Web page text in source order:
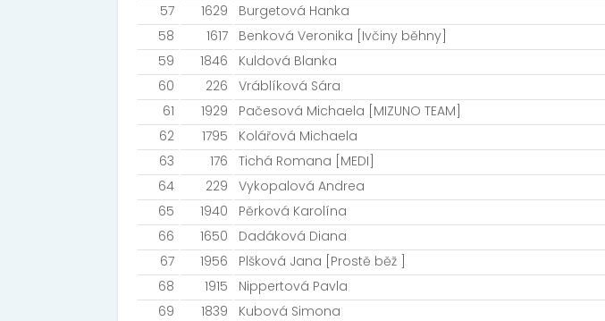
57
1629 Burgetová Hanka
58
1617 Benková Veronika [Ivčiny běhny]
59
1846 Kuldová Blanka
60
226 Vráblíková Sára
61
1929 Pačesová Michaela [MIZUNO TEAM]
62
1795 Kolářová Michaela
63
176 Tichá Romana [MEDI]
64
229 Vykopalová Andrea
65
1940 Pěrková Karolína
66
1650 Dadáková Diana
67
1956 Plšková Jana [Prostě běž ]
68
1915 Nippertová Pavla
69
1839 Kubová Simona